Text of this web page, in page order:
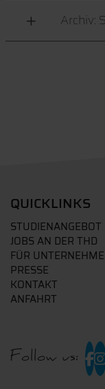
Archiv:
QUICKLINKS
STUDIENANGEBOT
JOBS AN DER THD
FÜR
PRESSE
KONTAKT
ANFAHRT
Follow us: